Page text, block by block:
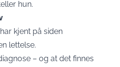
hun.
kjent på siden
lettelse.
– og at det finnes